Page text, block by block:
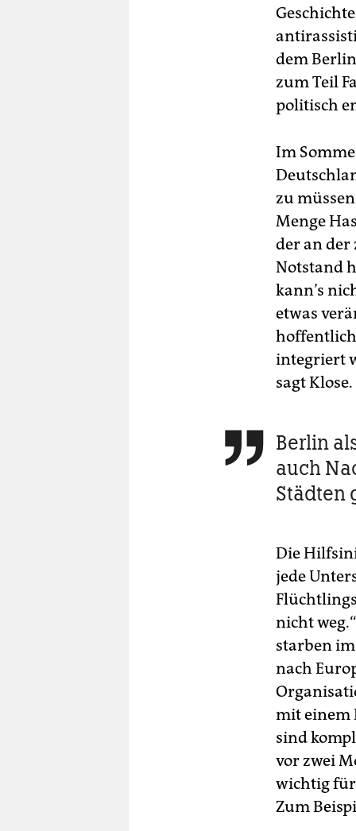
dem
zum Teil
politisch
Im
zu
Menge
der an
Notstand
kann’s
etwas
integriert
sagt Klose.
 Berlin
auch
Städten
Die
jede
nicht
starben im
nach
mit einem
sind
vor zwei
wichtig
Zum